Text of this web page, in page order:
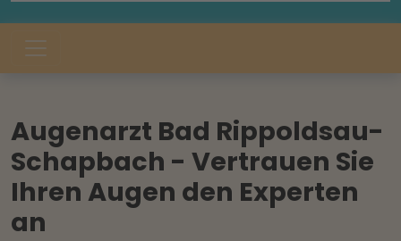
Augenarzt Bad Rippoldsau-
Schapbach - Vertrauen Sie
Ihren Augen den Experten
an